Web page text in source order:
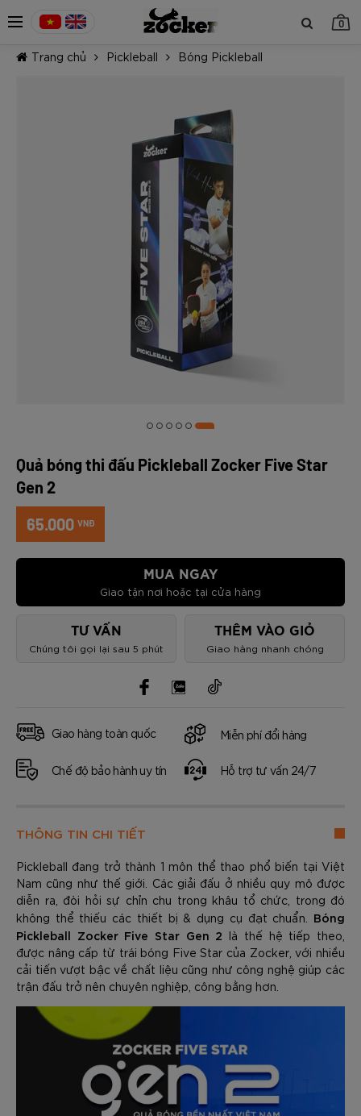
0
TIẾP TỤC MUA HÀNG
Trang chủ Pickleball Bóng Pickleball
Quả bóng thi đấu Pickleball Zocker Five Star
Gen 2
65.000 VNĐ
MUA NGAY
Giao tận nơi hoặc tại cửa hàng
TƯ VẤN
Chúng tôi gọi lại sau 5 phút
THÊM VÀO GIỎ
Giao hàng nhanh chóng
Giao hàng toàn quốc Miễn phí đổi hàng
Chế độ bảo hành uy tín Hỗ trợ tư vấn 24/7
THÔNG TIN CHI TIẾT
Pickleball đang trở thành 1 môn thể thao phổ biến tại Việt
Nam cũng như thế giới. Các giải đấu ở nhiều quy mô được
diễn ra, đòi hỏi sự chỉn chu trong khâu tổ chức, trong đó
không thể thiếu các thiết bị & dụng cụ đạt chuẩn. Bóng
Pickleball Zocker Five Star Gen 2 là thế hệ tiếp theo,
được nâng cấp từ trái bóng Five Star của Zocker, với nhiều
cải tiến vượt bậc về chất liệu cũng như công nghệ giúp các
trận đấu trở nên chuyên nghiệp, công bằng hơn.